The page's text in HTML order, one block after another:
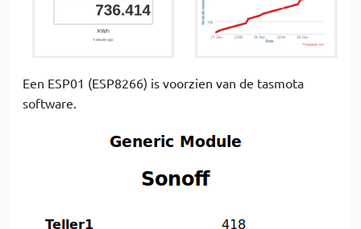
Een ESP01 (ESP8266) is voorzien van de tasmota
software.